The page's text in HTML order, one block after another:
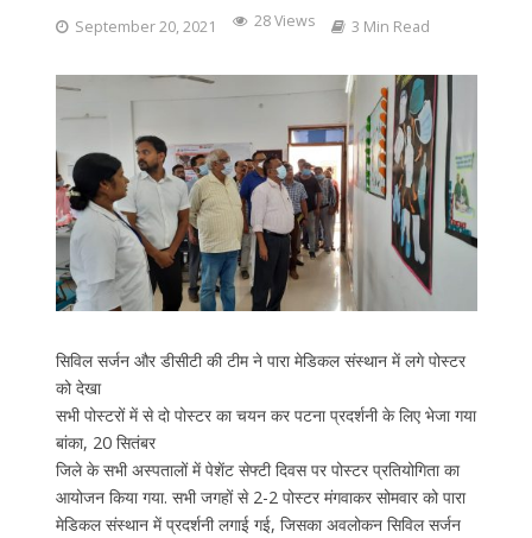
September 20, 2021 28 Views 3 Min Read
सिविल सर्जन और डीसीटी की टीम ने पारा मेडिकल संस्थान में लगे पोस्टर
को देखा
सभी पोस्टरों में से दो पोस्टर का चयन कर पटना प्रदर्शनी के लिए भेजा गया
बांका, 20 सितंबर
जिले के सभी अस्पतालों में पेशेंट सेफ्टी दिवस पर पोस्टर प्रतियोगिता का
आयोजन किया गया. सभी जगहों से 2-2 पोस्टर मंगवाकर सोमवार को पारा
मेडिकल संस्थान में प्रदर्शनी लगाई गई, जिसका अवलोकन सिविल सर्जन